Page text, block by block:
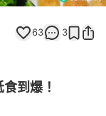
63 3
到爆！